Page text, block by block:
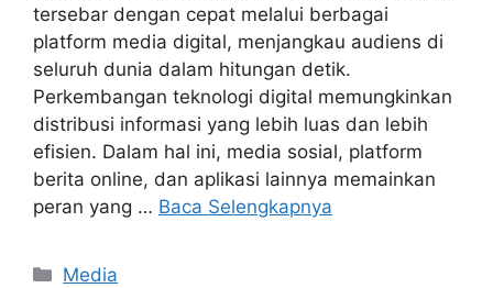
tersebar dengan cepat melalui berbagai
platform media digital, menjangkau audiens di
seluruh dunia dalam hitungan detik.
Perkembangan teknologi digital memungkinkan
distribusi informasi yang lebih luas dan lebih
efisien. Dalam hal ini, media sosial, platform
berita online, dan aplikasi lainnya memainkan
peran yang … Baca Selengkapnya
Kategori
Media